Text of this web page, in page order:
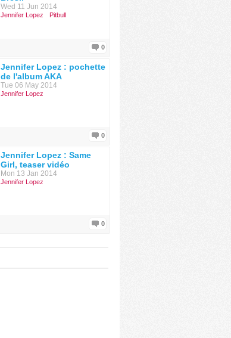
Wed 11 Jun 2014
Jennifer Lopez Pitbull
0
Jennifer Lopez : pochette
de l'album AKA
Tue 06 May 2014
Jennifer Lopez
0
Jennifer Lopez : Same
Girl, teaser vidéo
Mon 13 Jan 2014
Jennifer Lopez
0